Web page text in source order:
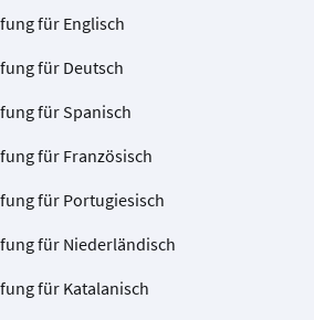
für Englisch
für Deutsch
für Spanisch
für Französisch
für Portugiesisch
für Niederländisch
für Katalanisch